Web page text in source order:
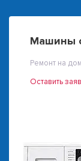
Машины
Ремонт на
Оставить